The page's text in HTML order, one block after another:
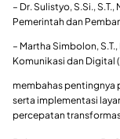
– Dr. Sulistyo, S.Si.,
Pemerintah dan
– Martha Simbolon,
Komunikasi dan Digital
membahas pentingnya
serta implementasi
percepatan